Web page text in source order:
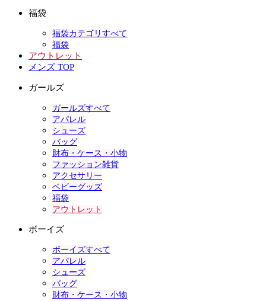
福袋
福袋カテゴリすべて
福袋
アウトレット
メンズ TOP
ガールズ
ガールズすべて
アパレル
シューズ
バッグ
財布・ケース・小物
ファッション雑貨
アクセサリー
ベビーグッズ
福袋
アウトレット
ボーイズ
ボーイズすべて
アパレル
シューズ
バッグ
財布・ケース・小物